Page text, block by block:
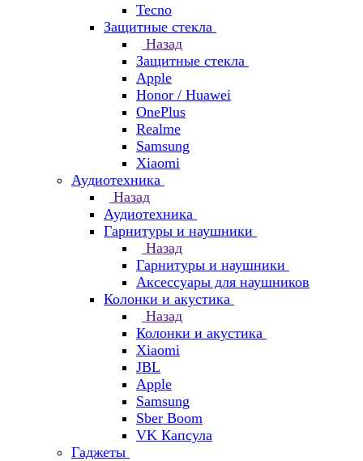
Tecno
Защитные стекла
Назад
Защитные стекла
Apple
Honor / Huawei
OnePlus
Realme
Samsung
Xiaomi
Аудиотехника
Назад
Аудиотехника
Гарнитуры и наушники
Назад
Гарнитуры и наушники
Аксессуары для наушников
Колонки и акустика
Назад
Колонки и акустика
Xiaomi
JBL
Apple
Samsung
Sber Boom
VK Капсула
Гаджеты